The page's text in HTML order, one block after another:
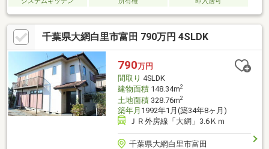
千葉県大網白里市富田 790万円 4SLDK
790万円
間取り 4SLDK
建物面積148.34m2
土地面積328.76m2
築年月 1992年1月(築34年8ヶ月)
ＪＲ外房線「大網」3.6Ｋｍ
千葉県大網白里市富田